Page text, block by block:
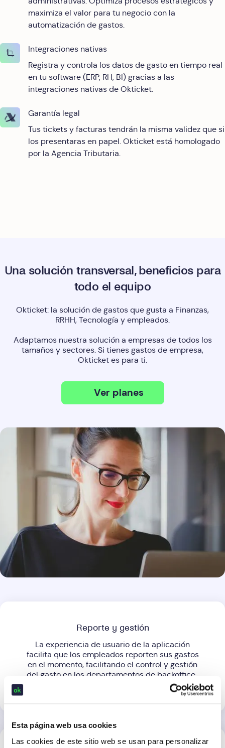
Esta página web usa cookies
Las cookies de este sitio web se usan para personalizar
maximiza el valor para tu negocio con la
automatización de gastos.
Integraciones nativas
Registra y controla los datos de gasto en tiempo real
en tu software (ERP, RH, BI) gracias a las
integraciones nativas de Okticket.
Garantía legal
Tus tickets y facturas tendrán la misma validez que si
los presentaras en papel. Okticket está homologado
por la Agencia Tributaria.
Una solución transversal, beneficios para
todo el equipo
Okticket: la solución de gastos que gusta a Finanzas,
RRHH, Tecnología y empleados.
Adaptamos nuestra solución a empresas de todos los
tamaños y sectores. Si tienes gastos de empresa,
Okticket es para ti.
Ver planes
Reporte y gestión
La experiencia de usuario de la aplicación
facilita que los empleados reporten sus gastos
en el momento, facilitando el control y gestión
del gasto en los departamentos de backoffice.